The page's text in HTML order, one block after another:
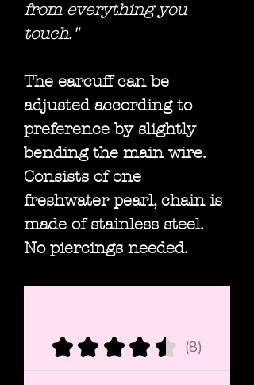
from everything you
touch."
The earcuff can be
adjusted according to
preference by slightly
bending the main wire.
Consists of one
freshwater pearl, chain is
made of stainless steel.
No piercings needed.
★ ★ ★ ★ ★ 8
8